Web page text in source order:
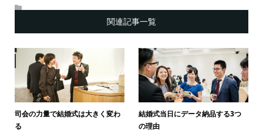
関連記事一覧
司会の力量で結婚式は大きく変わ
る
結婚式当日にデータ納品する3つ
の理由